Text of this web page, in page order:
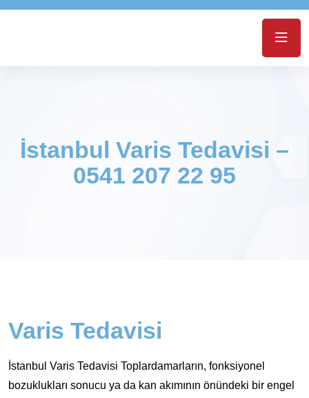
İstanbul Varis Tedavisi –
0541 207 22 95
Varis Tedavisi
İstanbul Varis Tedavisi Toplardamarların, fonksiyonel
bozuklukları sonucu ya da kan akımının önündeki bir engel